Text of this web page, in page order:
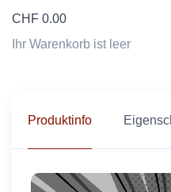
CHF 0.00
Ihr Warenkorb ist leer
Produktinfo